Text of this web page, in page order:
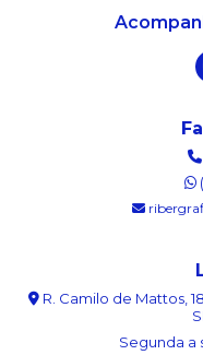
R. Camilo de Mattos,
Segunda a